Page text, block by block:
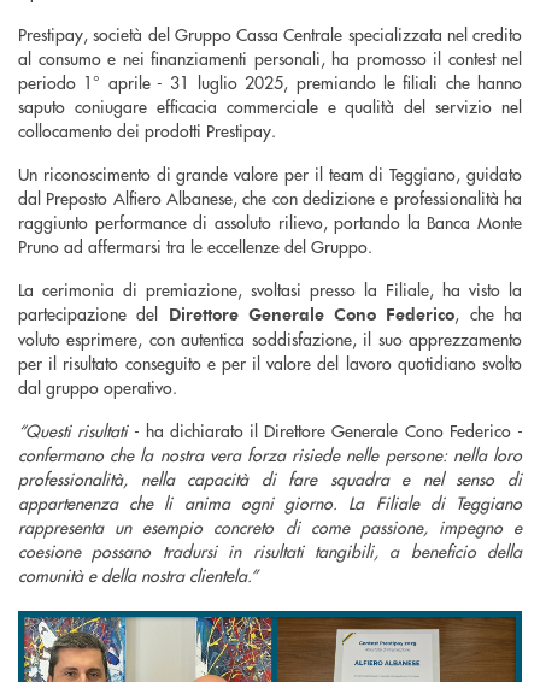
Prestipay, società del Gruppo Cassa Centrale specializzata nel credito
al consumo e nei finanziamenti personali, ha promosso il contest nel
periodo 1° aprile - 31 luglio 2025, premiando le filiali che hanno
saputo coniugare efficacia commerciale e qualità del servizio nel
collocamento dei prodotti Prestipay.
Un riconoscimento di grande valore per il team di Teggiano, guidato
dal Preposto Alfiero Albanese, che con dedizione e professionalità ha
raggiunto performance di assoluto rilievo, portando la Banca Monte
Pruno ad affermarsi tra le eccellenze del Gruppo.
La cerimonia di premiazione, svoltasi presso la Filiale, ha visto la
partecipazione del Direttore Generale Cono Federico, che ha
voluto esprimere, con autentica soddisfazione, il suo apprezzamento
per il risultato conseguito e per il valore del lavoro quotidiano svolto
dal gruppo operativo.
“Questi risultati - ha dichiarato il Direttore Generale Cono Federico-
confermano che la nostra vera forza risiede nelle persone: nella loro
professionalità, nella capacità di fare squadra e nel senso di
appartenenza che li anima ogni giorno. La Filiale di Teggiano
rappresenta un esempio concreto di come passione, impegno e
coesione possano tradursi in risultati tangibili, a beneficio della
comunità e della nostra clientela.”